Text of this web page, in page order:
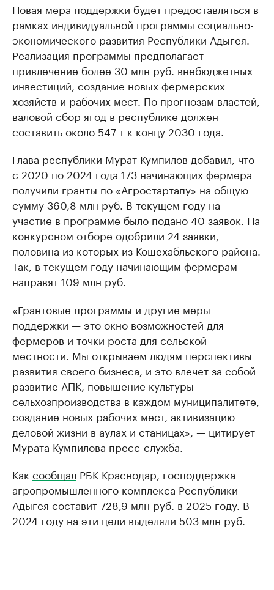
Новая мера поддержки будет предоставляться в
рамках индивидуальной программы социально-
экономического развития Республики Адыгея.
Реализация программы предполагает
привлечение более 30 млн руб. внебюджетных
инвестиций, создание новых фермерских
хозяйств и рабочих мест. По прогнозам властей,
валовой сбор ягод в республике должен
составить около 547 т к концу 2030 года.
Глава республики Мурат Кумпилов добавил, что
с 2020 по 2024 года 173 начинающих фермера
получили гранты по «Агростартапу» на общую
сумму 360,8 млн руб. В текущем году на
участие в программе было подано 40 заявок. На
конкурсном отборе одобрили 24 заявки,
половина из которых из Кошехабльского района.
Так, в текущем году начинающим фермерам
направят 109 млн руб.
«Грантовые программы и другие меры
поддержки — это окно возможностей для
фермеров и точки роста для сельской
местности. Мы открываем людям перспективы
развития своего бизнеса, и это влечет за собой
развитие АПК, повышение культуры
сельхозпроизводства в каждом муниципалитете,
создание новых рабочих мест, активизацию
деловой жизни в аулах и станицах», — цитирует
Мурата Кумпилова пресс-служба.
Как сообщал РБК Краснодар, господдержка
агропромышленного комплекса Республики
Адыгея составит 728,9 млн руб. в 2025 году. В
2024 году на эти цели выделяли 503 млн руб.